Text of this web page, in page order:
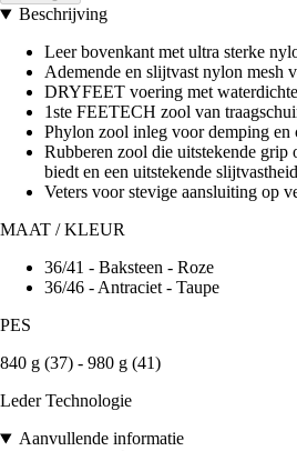
Beschrijving
Leer bovenkant met ultra sterke
Ademende en slijtvast nylon mesh
DRYFEET voering met
1ste FEETECH zool van
Phylon zool inleg voor demping en
Rubberen zool die uitstekende grip
biedt en een uitstekende
Veters voor stevige aansluiting op
MAAT / KLEUR
36/41 - Baksteen - Roze
36/46 - Antraciet - Taupe
PES
840 g (37) - 980 g (41)
Leder Technologie
Aanvullende informatie